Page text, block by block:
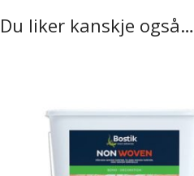
Du liker kanskje også…